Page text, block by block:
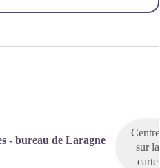
- bureau de Laragne
Centrer
sur la
carte